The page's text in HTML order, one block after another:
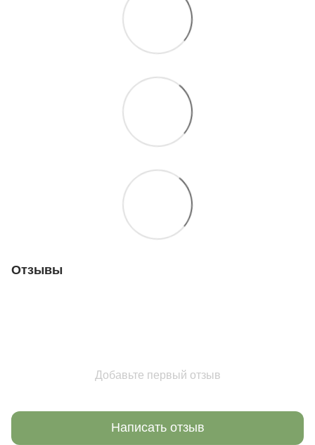
Отзывы
Добавьте первый отзыв
Написать отзыв